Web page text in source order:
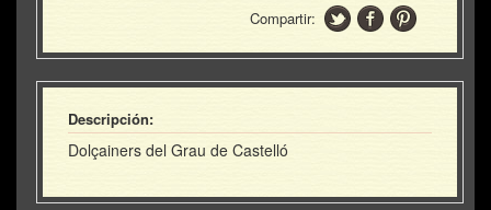
Compartir:
Descripción:
Dolçainers del Grau de Castelló